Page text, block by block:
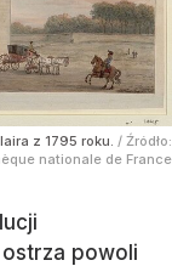
z 1795 roku. / Źródło:
nationale de France
powoli